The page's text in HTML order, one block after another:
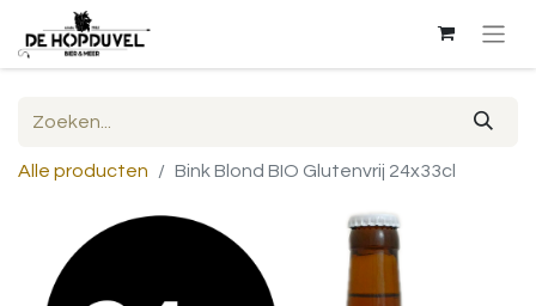
Alle producten Bink Blond BIO Glutenvrij 24x33cl